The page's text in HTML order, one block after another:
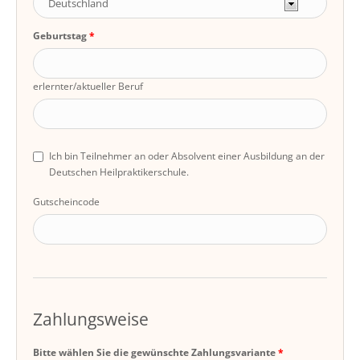
Geburtstag
erlernter/aktueller Beruf
Ich bin Teilnehmer an oder Absolvent einer Ausbildung an der
Deutschen Heilpraktikerschule.
Gutscheincode
Zahlungsweise
Bitte wählen Sie die gewünschte Zahlungsvariante